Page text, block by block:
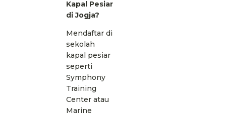
Kapal Pesiar
di Jogja?
Mendaftar di
sekolah
kapal pesiar
seperti
Symphony
Training
Center atau
Marine